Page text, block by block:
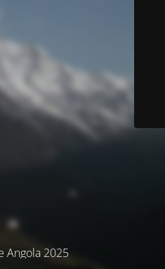
Angola 2025